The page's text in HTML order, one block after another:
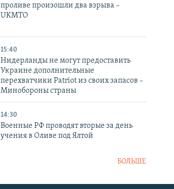
проливе произошли два взрыва –
UKMTO
15:40
Нидерланды не могут предоставить
Украине дополнительные
перехватчики Patriot из своих запасов –
Минобороны страны
14:30
Военные РФ проводят вторые за день
учения в Оливе под Ялтой
БОЛЬШЕ